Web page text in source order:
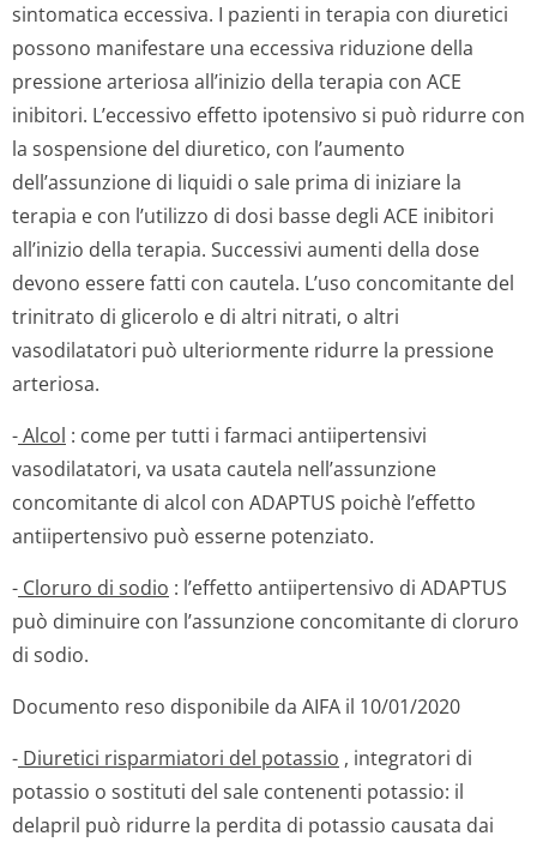
sintomatica eccessiva. I pazienti in terapia con diuretici
possono manifestare una eccessiva riduzione della
pressione arteriosa all’inizio della terapia con ACE
inibitori. L’eccessivo effetto ipotensivo si può ridurre con
la sospensione del diuretico, con l’aumento
dell’assunzione di liquidi o sale prima di iniziare la
terapia e con l’utilizzo di dosi basse degli ACE inibitori
all’inizio della terapia. Successivi aumenti della dose
devono essere fatti con cautela. L’uso concomitante del
trinitrato di glicerolo e di altri nitrati, o altri
vasodilatatori può ulteriormente ridurre la pressione
arteriosa.
-Alcol : come per tutti i farmaci antiipertensivi
vasodilatatori, va usata cautela nell’assunzione
concomitante di alcol con ADAPTUS poichè l’effetto
antiipertensivo può esserne potenziato.
- Cloruro di sodio : l’effetto antiipertensivo di ADAPTUS
può diminuire con l’assunzione concomitante di cloruro
di sodio.
Documento reso disponibile da AIFA il 10/01/2020
- Diuretici risparmiatori del potassio , integratori di
potassio o sostituti del sale contenenti potassio: il
delapril può ridurre la perdita di potassio causata dai